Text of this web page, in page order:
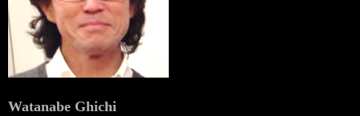
Watanabe Ghichi